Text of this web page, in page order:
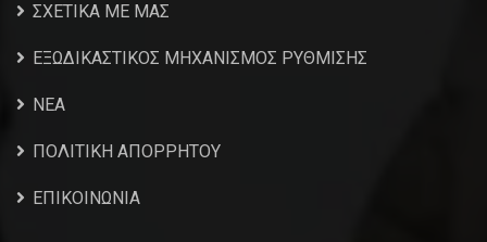
ΣΧΕΤΙΚΑ ΜΕ ΜΑΣ
ΕΞΩΔΙΚΑΣΤΙΚΟΣ ΜΗΧΑΝΙΣΜΟΣ ΡΥΘΜΙΣΗΣ
NEA
ΠΟΛΙΤΙΚΗ ΑΠΟΡΡΗΤΟΥ
ΕΠΙΚΟΙΝΩΝΙΑ